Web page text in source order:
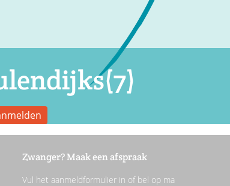
Zwanger? Maak een afspraak
Vul het aanmeldformulier in of bel op ma